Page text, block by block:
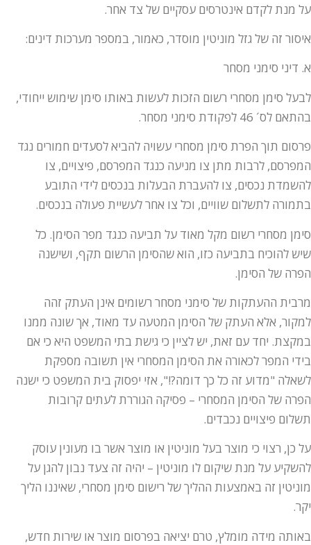
על מנת לקדם אינטרסים עסקיים של צד אחר.
איסור זה של גזל מוניטין מוסדר, כאמור, במספר מערכות דינים:
א. דיני סימני מסחר
לבעל סימן מסחרי רשום הזכות לעשות באותו סימן שימוש ייחודי,
בהתאם לס´ 46 לפקודת סימני מסחר.
פרסום תוך הפרת סימן מסחרי עשויה להביא לסעדים חמורים נגד
המפרסם, לרבות מתן צו מניעה כנגד המפרסם, פיצויים, צו
להשמדת נכסים, צו להעברת הבעלות בנכסים לידי התובע
בתמורה לתשלום שוויים, וכל צו אחר לעשיית פעולה בנכסים.
סימן מסחרי רשום מקל מאוד על תביעה כנגד מפר הסימן. כל
שיש להוכיח בתביעה כזו, הוא שהסימן הרשום תקף, ושישנה
הפרה של הסימן.
מרבית ההעתקות של סימני מסחר רשומים אינן העתק זהה
למקור, אלא העתק של הסימן המטעה עד מאוד, אך שונה ממנו
במקצת. יחד עם זאת, יש לציין כי גישת בתי המשפט היא כי אם
בידי המפר לכאורה את הסימן המסחרי אין תשובה מספקת
לשאלה "מדוע זה כל כך דומה?!", אזי יפסוק בית המשפט כי ישנה
הפרה של הסימן המסחרי – פסיקה הגוררת לעתים קרובות
תשלום פיצויים נכבדים.
על כן, רצוי כי מוצר בעל מוניטין או מוצר אשר בו מעונין עוסק
להשקיע על מנת שיקום לו מוניטין – יהיה זה צעד נבון להגן על
מוניטין זה באמצעות ההליך של רישום סימן מסחרי, שאיננו הליך
יקר.
באותה מידה מומלץ, טרם יציאה בפרסום מוצר או שירות חדש,